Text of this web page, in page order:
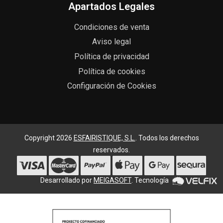
Apartados Legales
Condiciones de venta
Aviso legal
Política de privacidad
Política de cookies
Configuración de Cookies
Copyright 2026 ESFAIRISTIQUE, S.L.. Todos los derechos
reservados.
Desarrollado por MEIGASOFT. Tecnología